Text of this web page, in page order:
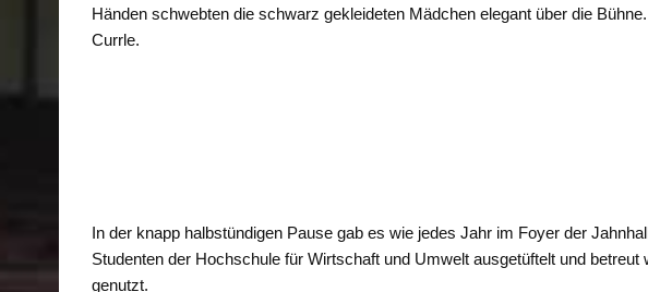
Händen schwebten die schwarz gekleideten Mädchen elegant über die
Currle.
In der knapp halbstündigen Pause gab es wie jedes Jahr im Foyer der
Studenten der Hochschule für Wirtschaft und Umwelt ausgetüftelt und
genutzt.